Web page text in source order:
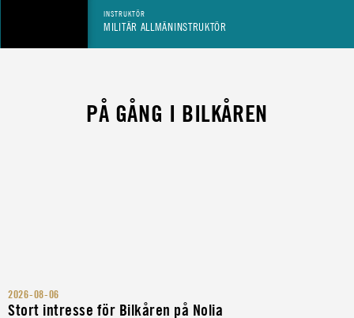
INSTRUKTÖR
MILITÄR ALLMÄNINSTRUKTÖR
PÅ GÅNG I BILKÅREN
2026-08-06
Stort intresse för Bilkåren på Nolia